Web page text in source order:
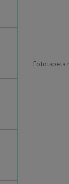
Fototapeta